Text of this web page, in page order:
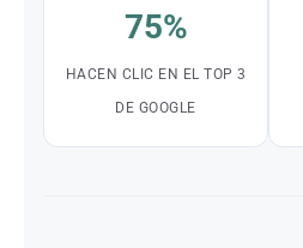
75%
HACEN CLIC EN EL TOP 3
DE GOOGLE